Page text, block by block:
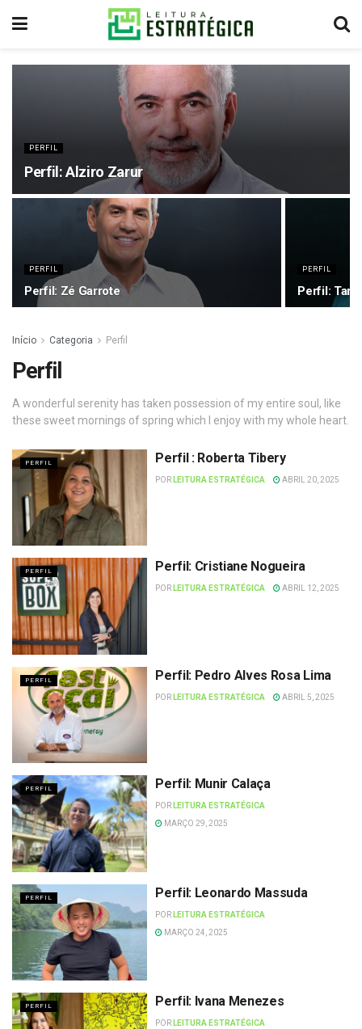
PERFIL
Perfil: Alziro Zarur
PERFIL
Perfil: Zé Garrote
PERFIL
Perfil:
Início Categoria Perfil
Perfil
A wonderful serenity has taken possession of my entire soul, like
these sweet mornings of spring which I enjoy with my whole heart.
PERFIL Perfil : Roberta Tibery
POR LEITURA ESTRATÉGICA ABRIL 20, 2025
PERFIL Perfil: Cristiane Nogueira
POR LEITURA ESTRATÉGICA ABRIL 12, 2025
PERFIL Perfil: Pedro Alves Rosa Lima
POR LEITURA ESTRATÉGICA ABRIL 5, 2025
PERFIL Perfil: Munir Calaça
POR LEITURA ESTRATÉGICA
MARÇO 29, 2025
PERFIL Perfil: Leonardo Massuda
POR LEITURA ESTRATÉGICA
MARÇO 24, 2025
PERFIL Perfil: Ivana Menezes
POR LEITURA ESTRATÉGICA